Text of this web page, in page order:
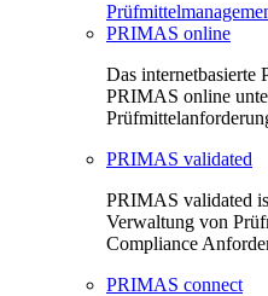
PRIMAS online
Das internetbasierte
PRIMAS online
PRIMAS validated
PRIMAS validated
Verwaltung von
Compliance
PRIMAS connect